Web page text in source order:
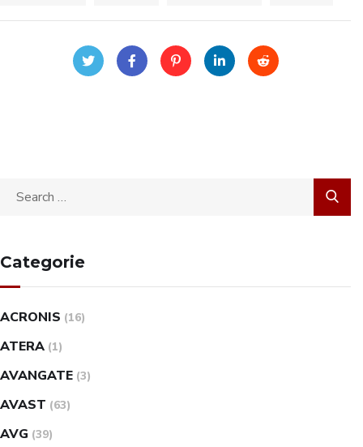
Categorie
ACRONIS (16)
ATERA (1)
AVANGATE (3)
AVAST (63)
AVG (39)